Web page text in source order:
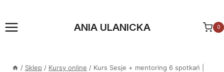
treści
ANIA ULANICKA 0
/ Sklep / Kursy online / Kurs Sesje + mentoring 6 spotkań |